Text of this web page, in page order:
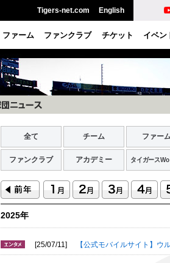
Tigers-net.com English
ファーム ファンクラブ チケット イベン
全て チーム ファー
ファンクラブ アカデミー タイガース
2025年
[25/07/11] 【公式モバイルサイト】ウ